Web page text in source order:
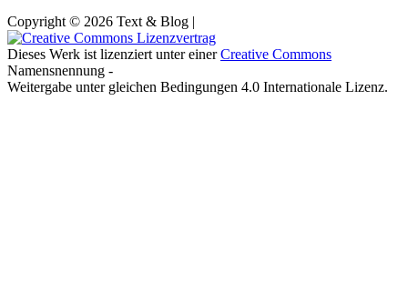
Copyright © 2026 Text & Blog |
Dieses Werk ist lizenziert unter einerCreative Commons
Namensnennung -
Weitergabe unter gleichen Bedingungen 4.0 Internationale Lizenz.